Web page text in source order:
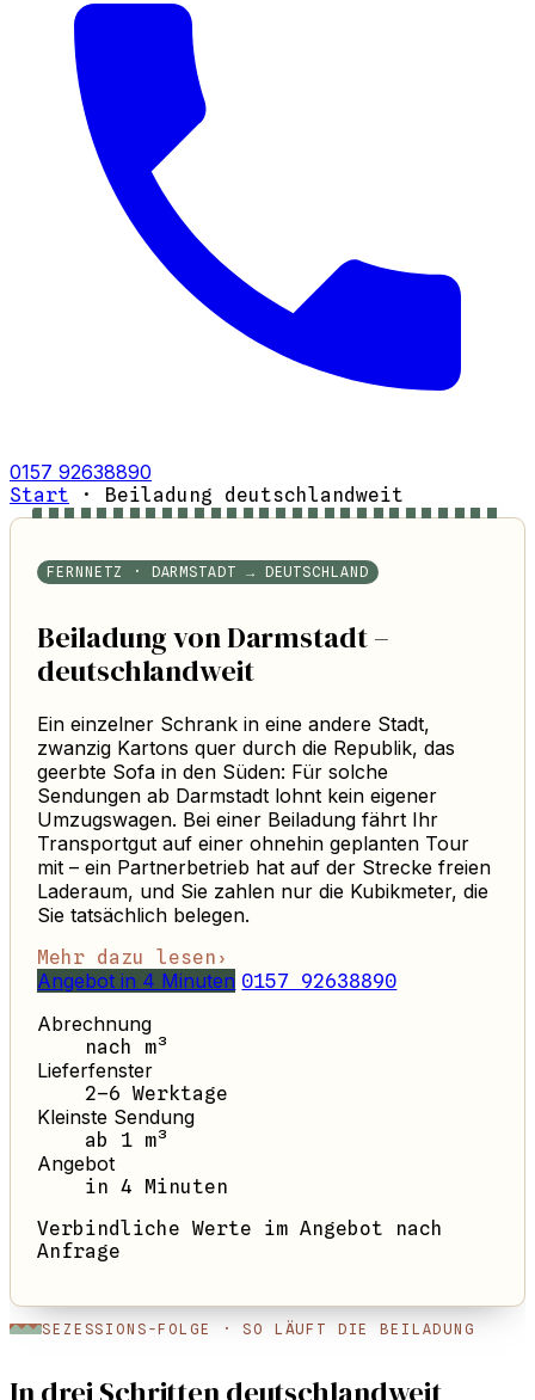
0157 92638890
Start · Beiladung deutschlandweit
FERNNETZ · DARMSTADT → DEUTSCHLAND
Beiladung von Darmstadt –
deutschlandweit
Ein einzelner Schrank in eine andere Stadt,
zwanzig Kartons quer durch die Republik, das
geerbte Sofa in den Süden: Für solche
Sendungen ab Darmstadt lohnt kein eigener
Umzugswagen. Bei einer Beiladung fährt Ihr
Transportgut auf einer ohnehin geplanten Tour
mit – ein Partnerbetrieb hat auf der Strecke freien
Laderaum, und Sie zahlen nur die Kubikmeter, die
Sie tatsächlich belegen.
Mehr dazu lesen ›
Angebot in 4 Minuten 0157 92638890
Abrechnung
nach m³
Lieferfenster
2–6 Werktage
Kleinste Sendung
ab 1 m³
Angebot
in 4 Minuten
Verbindliche Werte im Angebot nach
Anfrage
SEZESSIONS-FOLGE · SO LÄUFT DIE BEILADUNG